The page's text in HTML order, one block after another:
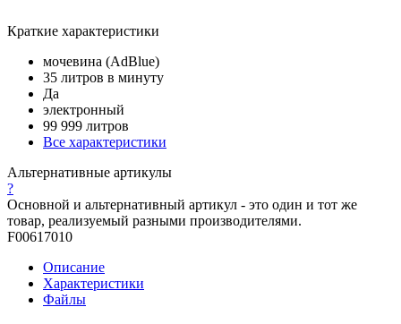
Краткие характеристики
мочевина (AdBlue)
35 литров в минуту
Да
электронный
99 999 литров
Все характеристики
Альтернативные артикулы
?
Основной и альтернативный артикул - это один и тот же
товар, реализуемый разными производителями.
F00617010
Описание
Характеристики
Файлы